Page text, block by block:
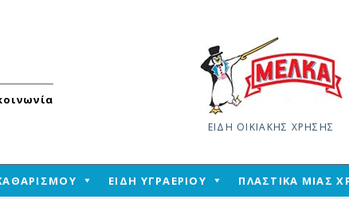
ΕΙΔΗ ΟΙΚΙΑΚΗΣ ΧΡΗΣΗΣ
ΕΙΔΗ ΥΓΡΑΕΡΙΟΥ ΠΛΑΣΤΙΚΑ ΜΙΑΣ